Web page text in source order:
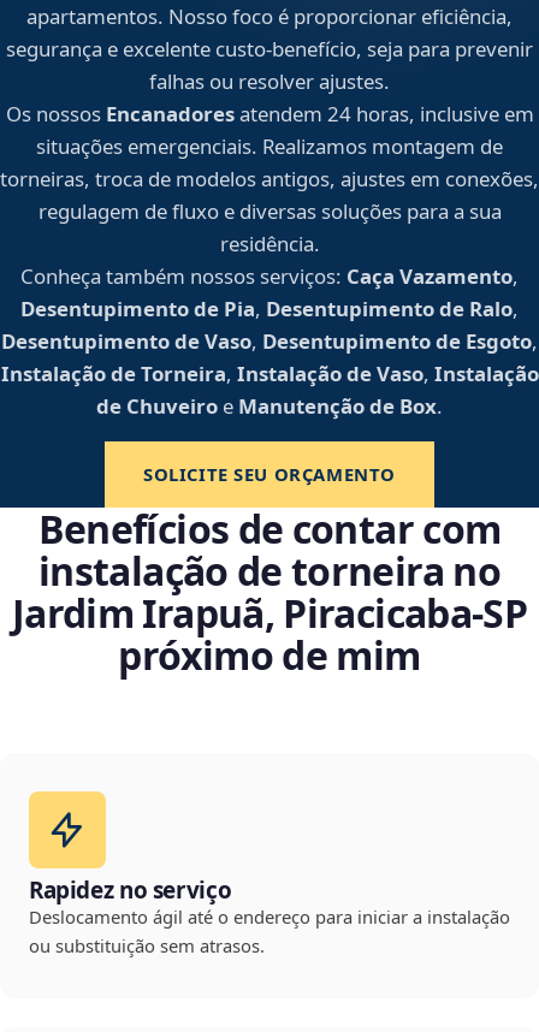
apartamentos. Nosso foco é proporcionar eficiência,
segurança e excelente custo-benefício, seja para prevenir
falhas ou resolver ajustes.
Os nossos Encanadoresatendem 24 horas, inclusive em
situações emergenciais. Realizamos montagem de
torneiras, troca de modelos antigos, ajustes em conexões,
regulagem de fluxo e diversas soluções para a sua
residência.
Conheça também nossos serviços: Caça Vazamento,
Desentupimento de Pia, Desentupimento de Ralo,
Desentupimento de Vaso, Desentupimento de Esgoto,
Instalação de Torneira, Instalação de Vaso, Instalação
de Chuveiro e Manutenção de Box.
SOLICITE SEU ORÇAMENTO
Benefícios de contar com
instalação de torneira no
Jardim Irapuã, Piracicaba‑SP
próximo de mim
Rapidez no serviço
Deslocamento ágil até o endereço para iniciar a instalação
ou substituição sem atrasos.